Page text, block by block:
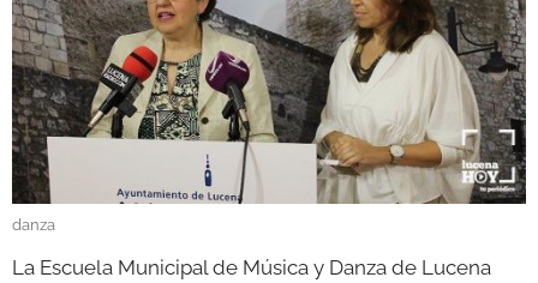
danza
La Escuela Municipal de Música y Danza de Lucena